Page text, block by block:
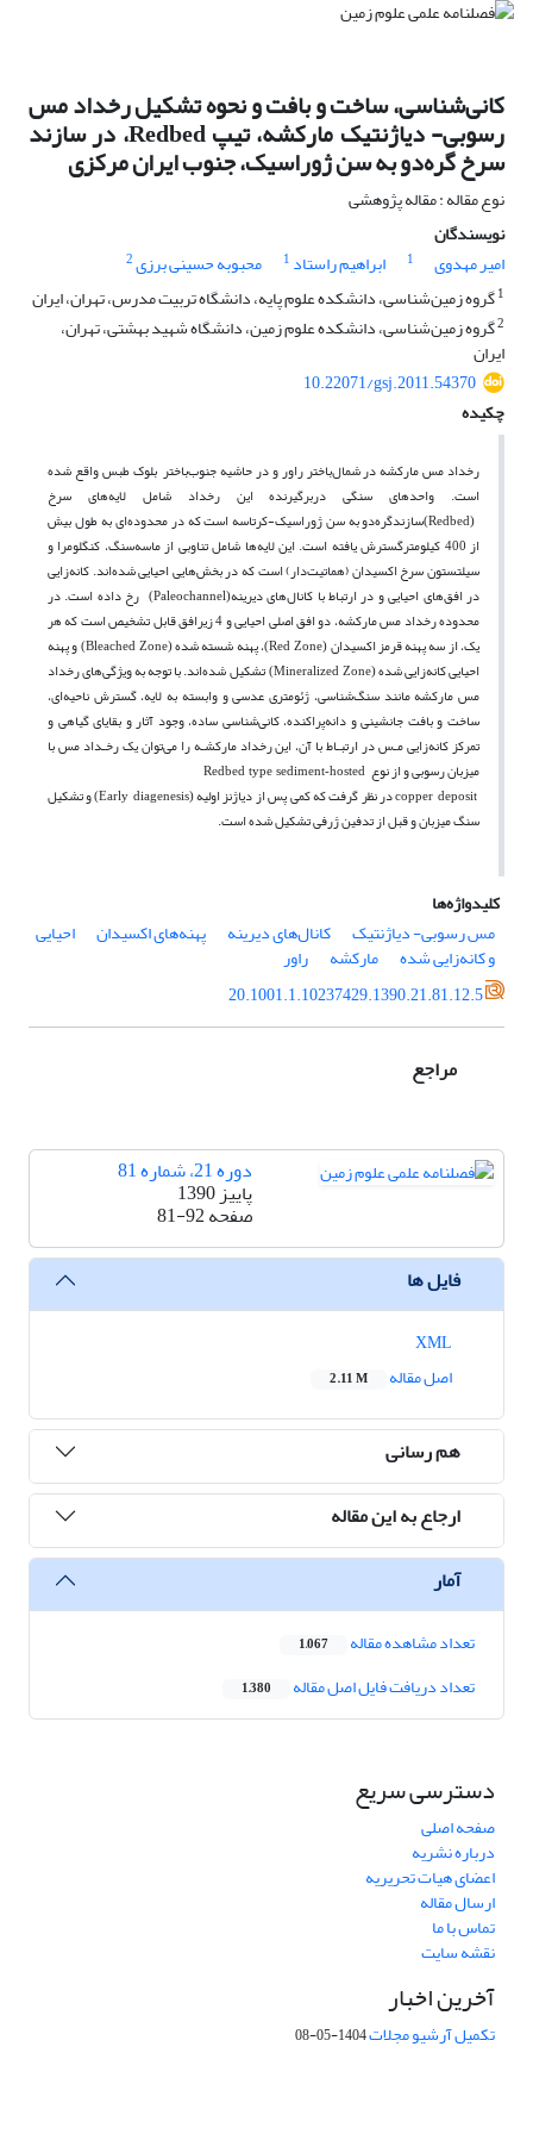
کانی‌شناسی، ساخت و بافت و نحوه تشکیل رخداد مس
رسوبی- دیاژنتیک مارکشه، تیپ Redbed، در سازند
سرخ گره‌دو به سن ژوراسیک، جنوب ایران مرکزی
نوع مقاله : مقاله پژوهشی
نویسندگان
امیر مهدوی
1 ابراهیم راستاد 1 محبوبه حسینی برزی2
1گروه زمین‌شناسی، دانشکده علوم پایه، دانشگاه تربیت مدرس، تهران، ایران
2گروه زمین‌شناسی، دانشکده علوم زمین، دانشگاه شهید بهشتی، تهران،
ایران
10.22071/gsj.2011.54370
چکیده
رخداد مس مارکشه در شمال‌باختر راور و در حاشیه جنوب‌‌باختر ‌بلوک طبس واقع شده
است. واحد‌های سنگی دربرگیرنده این رخداد شامل لایه‌های سرخ
(Redbed)
سازندگره‌دو به سن ژوراسیک-کرتاسه است که در محدوده‌ای به طول بیش
از 400 کیلومترگسترش یافته‌ است. این لایه‌ها شامل تناوبی از ماسه‌سنگ، کنگلومرا و
سیلتستون سرخ اکسیدان (هماتیت‌دار) است که در بخش‌هایی احیایی شده‌اند. کانه‌زایی
در افق‌های احیایی و در ارتباط با کانال‌های دیرینه(Paleochannel)
رخ داده است. در
محدوده رخداد مس مارکشه، دو افق اصلی احیایی و 4 زیرافق قابل تشخیص است که هر
یک، از سه پهنه قرمز اکسیدان (Red Zone) ، پهنه شسته شده(Bleached Zone)
و پهنه
احیایی کانه‌زایی شده(Mineralized Zone)
تشکیل شده‌اند. با توجه به ویژگی‌های رخداد
مس مارکشه مانند سنگ‌شناسی، ژئومتری عدسی و وابسته به لایه، گسترش ناحیه‌ای،
ساخت و بافت جانشینی و دانه‌پراکنده، کانی‌شناسی ساده، وجود آثار و بقایای گیاهی و
تمرکز کانه‌زایی مـس در ارتبـاط با آن، این رخداد مارکشـه را می‌توان یک رخـداد مس با
میزبان رسوبی و از نوع
copper depositدر نظر گرفت که کمی پس از دیاژنز اولیه(Early diagenesis)
و تشکیل
سنگ میزبان و قبل از تدفین ژرفی تشکیل شده است.
کلیدواژه‌ها
مس رسوبی- دیاژنتیک
کانال‌های دیرینه پهنه‌های اکسیدان احیایی
و کانه‌زایی شده مارکشه
راور
20.1001.1.10237429.1390.21.81.12.5
مراجع
دوره 21، شماره 81
پاییز 1390
صفحه81-92
فایل ها
اصل مقاله
2.11 M
هم رسانی
ارجاع به این مقاله
آمار
تعداد مشاهده مقاله 1,067
تعداد دریافت فایل اصل مقاله 1,380
دسترسی سریع
صفحه اصلی
درباره نشریه
اعضای هیات تحریریه
ارسال مقاله
تماس با ما
نقشه سایت
آخرین اخبار
تکمیل آرشیو مجلات1404-05-08